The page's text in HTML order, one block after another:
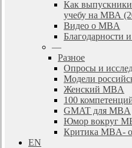
Как
учебу на МВА
Видео о MBA
Благодарности
—
Разное
Опросы и
Модели
Женский MBA
100
GMAT для MBA
Юмор вокруг
Критика MBA-
EN